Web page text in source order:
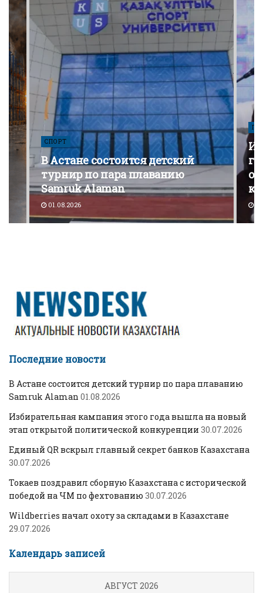
СПОРТ
В Астане состоится детский
турнир по пара плаванию
Samruk Alaman
01.08.2026
Последние новости
В Астане состоится детский турнир по пара плаванию
Samruk Alaman 01.08.2026
Избирательная кампания этого года вышла на новый
этап открытой политической конкуренции 30.07.2026
Единый QR вскрыл главный секрет банков Казахстана
30.07.2026
Токаев поздравил сборную Казахстана с исторической
победой на ЧМ по фехтованию 30.07.2026
Wildberries начал охоту за складами в Казахстане
29.07.2026
Календарь записей
АВГУСТ 2026